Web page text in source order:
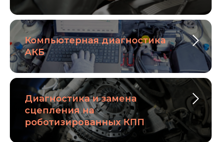
Компьютерная диагностика
АКБ
Диагностика и замена
сцепления на
роботизированных КПП